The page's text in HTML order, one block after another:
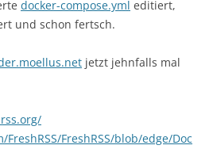
docker-compose.yml editiert,
und schon fertsch.
jetzt jehnfalls mal
FreshRSS/blob/edge/Doc